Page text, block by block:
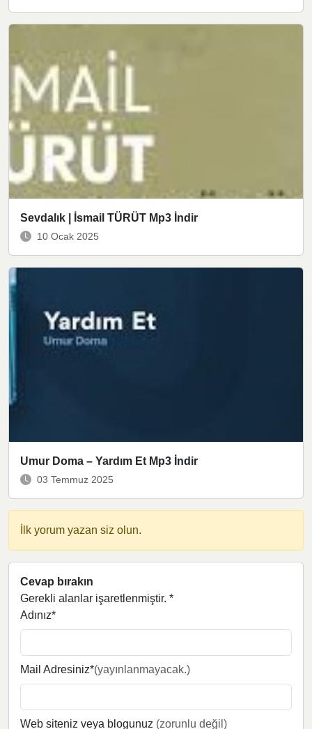
Sevdalık | İsmail TÜRÜT Mp3 İndir
10 Ocak 2025
Umur Doma – Yardım Et Mp3 İndir
03 Temmuz 2025
İlk yorum yazan siz olun.
Cevap bırakın
Gerekli alanlar işaretlenmiştir. *
Adınız*
Mail Adresiniz*(yayınlanmayacak.)
Web siteniz veya blogunuz (zorunlu değil)